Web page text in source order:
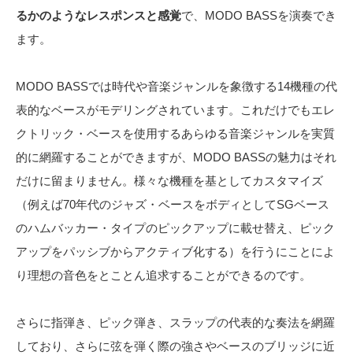
るかのようなレスポンスと感覚で、MODO BASSを演奏でき
ます。
MODO BASSでは時代や音楽ジャンルを象徴する14機種の代
表的なベースがモデリングされています。これだけでもエレ
クトリック・ベースを使用するあらゆる音楽ジャンルを実質
的に網羅することができますが、MODO BASSの魅力はそれ
だけに留まりません。様々な機種を基としてカスタマイズ
（例えば70年代のジャズ・ベースをボディとしてSGベース
のハムバッカー・タイプのピックアップに載せ替え、ピック
アップをパッシブからアクティブ化する）を行うにことによ
り理想の音色をとことん追求することができるのです。
さらに指弾き、ピック弾き、スラップの代表的な奏法を網羅
しており、さらに弦を弾く際の強さやベースのブリッジに近